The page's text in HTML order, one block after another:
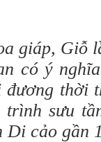
giáp, Giỗ
có ý
thời
sưu
Di cảo gần